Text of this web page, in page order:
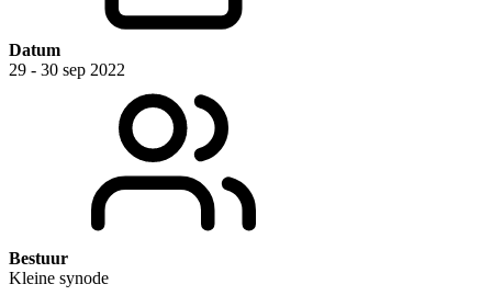
Datum
29 - 30 sep 2022
Bestuur
Kleine synode